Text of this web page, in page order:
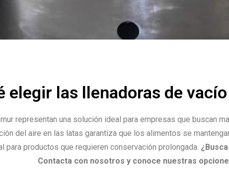
elegir las llenadoras de
representan una solución ideal para empresas que buscan
del aire en las latas garantiza que los alimentos se
para productos que requieren conservación prolongada.
Contacta con nosotros y conoce nuestras